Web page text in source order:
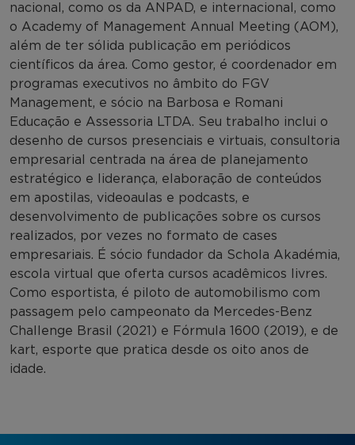
nacional, como os da ANPAD, e internacional, como
o Academy of Management Annual Meeting (AOM),
além de ter sólida publicação em periódicos
científicos da área. Como gestor, é coordenador em
programas executivos no âmbito do FGV
Management, e sócio na Barbosa e Romani
Educação e Assessoria LTDA. Seu trabalho inclui o
desenho de cursos presenciais e virtuais, consultoria
empresarial centrada na área de planejamento
estratégico e liderança, elaboração de conteúdos
em apostilas, videoaulas e podcasts, e
desenvolvimento de publicações sobre os cursos
realizados, por vezes no formato de cases
empresariais. É sócio fundador da Schola Akadémia,
escola virtual que oferta cursos acadêmicos livres.
Como esportista, é piloto de automobilismo com
passagem pelo campeonato da Mercedes-Benz
Challenge Brasil (2021) e Fórmula 1600 (2019), e de
kart, esporte que pratica desde os oito anos de
idade.